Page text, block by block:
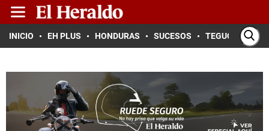
INICIO EH PLUS HONDURAS SUCESOS TEGUCIGALPA